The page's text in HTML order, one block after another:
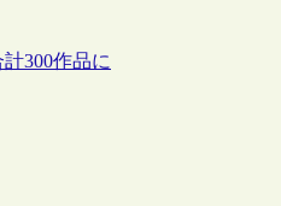
300作品に